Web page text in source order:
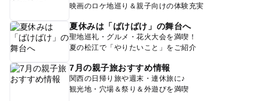
映画のロケ地巡り＆親子向けの体験充実
夏休みは「ばけばけ」の舞台へ
聖地巡礼・グルメ・花火大会を満喫！
夏の松江で「やりたいこと」をご紹介
7月の親子旅おすすめ情報
関西の日帰り旅や週末・連休旅に♪
観光地・穴場＆祭り＆外遊びを満喫